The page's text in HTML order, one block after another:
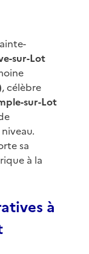
sur-Lot
, célèbre
sur-Lot
sa
à la
à